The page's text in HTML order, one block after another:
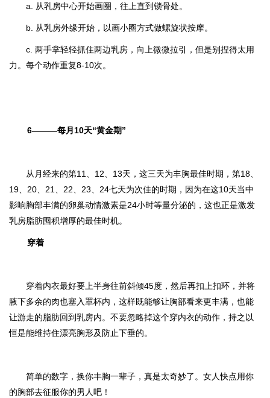
a. 从乳房中心开始画圈，往上直到锁骨处。
b. 从乳房外缘开始，以画小圈方式做螺旋状按摩。
c. 两手掌轻轻抓住两边乳房，向上微微拉引，但是别捏得太用
力。每个动作重复8-10次。
6———每月10天“黄金期”
从月经来的第11、12、13天，这三天为丰胸最佳时期，第18、
19、20、21、22、23、24七天为次佳的时期，因为在这10天当中
影响胸部丰满的卵巢动情激素是24小时等量分泌的，这也正是激发
乳房脂肪囤积增厚的最佳时机。
穿着
穿着内衣最好要上半身往前斜倾45度，然后再扣上扣环，并将
腋下多余的肉也塞入罩杯内，这样既能够让胸部看来更丰满，也能
让游走的脂肪回到乳房内。不要忽略掉这个穿内衣的动作，持之以
恒是能维持住漂亮胸形及防止下垂的。
简单的数字，换你丰胸一辈子，真是太奇妙了。女人快点用你
的胸部去征服你的男人吧！